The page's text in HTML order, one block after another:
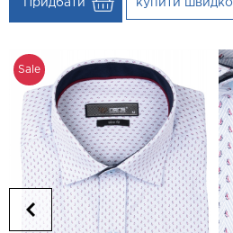
Придбати купити швидко
Sale